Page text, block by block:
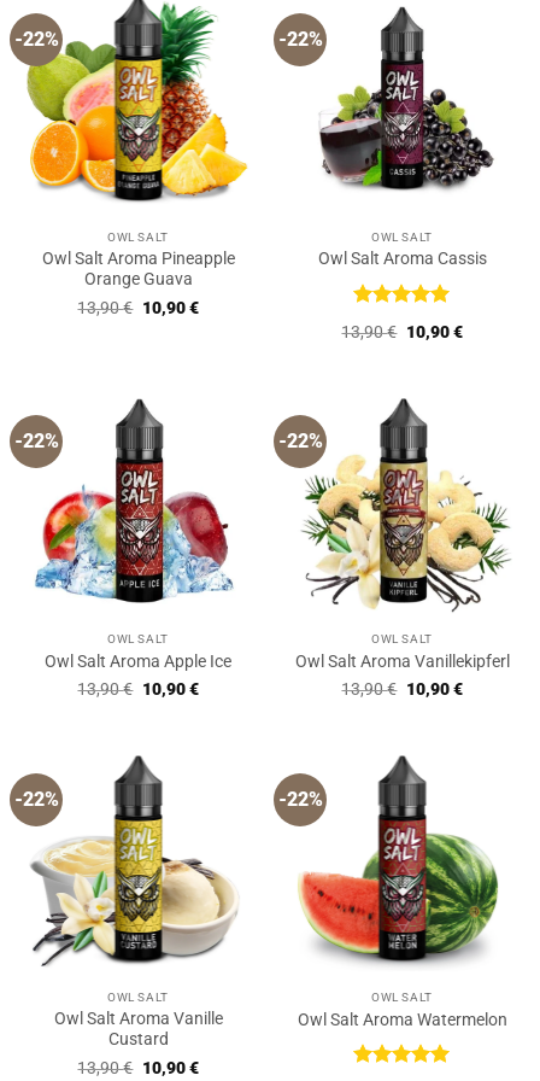
-22%
OWL SALT
Owl Salt Aroma Pineapple
Orange Guava
13,90€ Ursprünglicher
Preis
10,90€Aktueller
-22%
OWL SALT
Owl Salt Aroma Cassis
Bewertet
mit 5 von
13,90€ Ursprünglicher
Preis
10,90€Aktueller
-22%
OWL SALT
Owl Salt Aroma Apple Ice
13,90€ Ursprünglicher
Preis
10,90€Aktueller
-22%
OWL SALT
Owl Salt Aroma Vanillekipferl
13,90€ Ursprünglicher
Preis
10,90€Aktueller
-22%
OWL SALT
Owl Salt Aroma Vanille
Custard
13,90€ Ursprünglicher
10,90€Aktueller
-22%
OWL SALT
Owl Salt Aroma Watermelon